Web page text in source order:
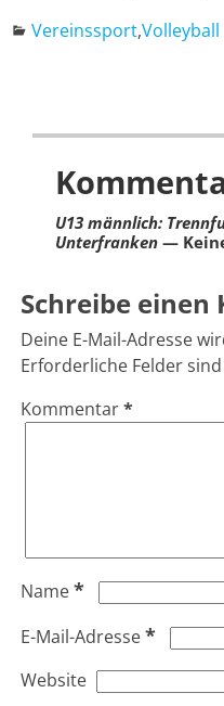
Vereinssport,Volleyball
U13 männlich:
Unterfranken—
Schreibe
Deine E-Mail-Adresse
Erforderliche Felder
Kommentar*
Name*
E-Mail-Adresse*
Website